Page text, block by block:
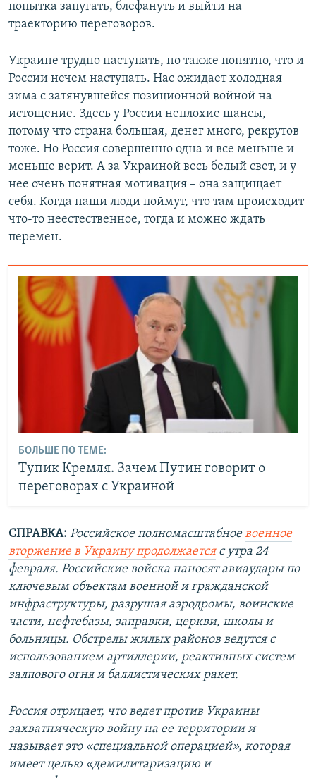
й
д
попытка запугать, блефануть и выйти на
траекторию переговоров.
Украине трудно наступать, но также понятно, что и
России нечем наступать. Нас ожидает холодная
зима с затянувшейся позиционной войной на
истощение. Здесь у России неплохие шансы,
потому что страна большая, денег много, рекрутов
тоже. Но Россия совершенно одна и все меньше и
меньше верит. А за Украиной весь белый свет, и у
нее очень понятная мотивация – она защищает
себя. Когда наши люди поймут, что там происходит
что-то неестественное, тогда и можно ждать
перемен.
БОЛЬШЕ ПО ТЕМЕ:
Тупик Кремля. Зачем Путин говорит о
переговорах с Украиной
СПРАВКА: Российское полномасштабноевоенное
вторжение в Украину продолжаетсяс утра 24
февраля. Российские войска наносят авиаудары по
ключевым объектам военной и гражданской
инфраструктуры, разрушая аэродромы, воинские
части, нефтебазы, заправки, церкви, школы и
больницы. Обстрелы жилых районов ведутся с
использованием артиллерии, реактивных систем
залпового огня и баллистических ракет.
Россия отрицает, что ведет против Украины
захватническую войну на ее территории и
называет это «специальной операцией», которая
имеет целью «демилитаризацию и